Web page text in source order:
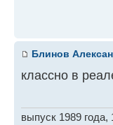
Блинов
классно в
выпуск 1989 года,